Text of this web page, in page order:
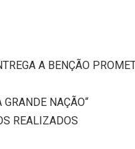
A BENÇÃO
NAÇÃO“
REALIZADOS